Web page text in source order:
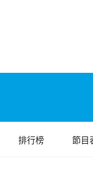
排行榜 節目